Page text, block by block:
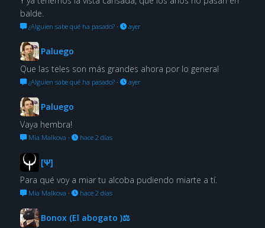
balde.
¿Alguien sabe qué ha pasado?· ayer
Paluego
Que las teles son más grandes ahora por lo general
¿Alguien sabe qué ha pasado?· ayer
Paluego
Vaya hembra!
Mia Malkova · hace 2 días
[Ψ]
Para qué voy a miar tu alcoba pudiendo miarte a tí.
Mia Malkova · hace 2 días
Bonox (El abogato )⚖